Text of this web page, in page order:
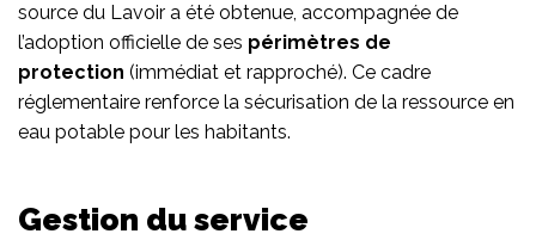
source du Lavoir a été obtenue, accompagnée de
l’adoption officielle de ses périmètres de
protection (immédiat et rapproché). Ce cadre
réglementaire renforce la sécurisation de la ressource en
eau potable pour les habitants.
Gestion du service